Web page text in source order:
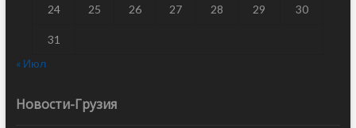
24 25 26 27 28 29 30
31
« Июл
Новости-Грузия